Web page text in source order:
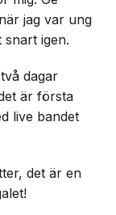
jag var ung
igen.
dagar
är första
live bandet
det är en